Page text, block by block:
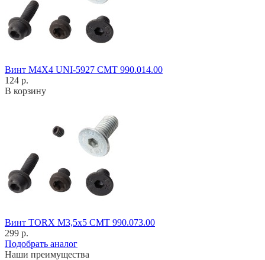
Винт M4X4 UNI-5927 CMT 990.014.00
124 р.
В корзину
Винт TORX M3,5x5 CMT 990.073.00
299 р.
Подобрать аналог
Наши преимущества